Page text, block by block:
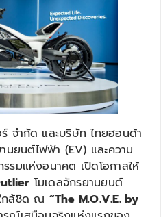
จำกัด และบริษัท ไทยฮอนด้า
ยนต์ไฟฟ้า (EV) และความ
รมแห่งอนาคต เปิดโอกาสให้
โมเดลจักรยานยนต์
กล้ชิด ณ “The M.O.V.E. by